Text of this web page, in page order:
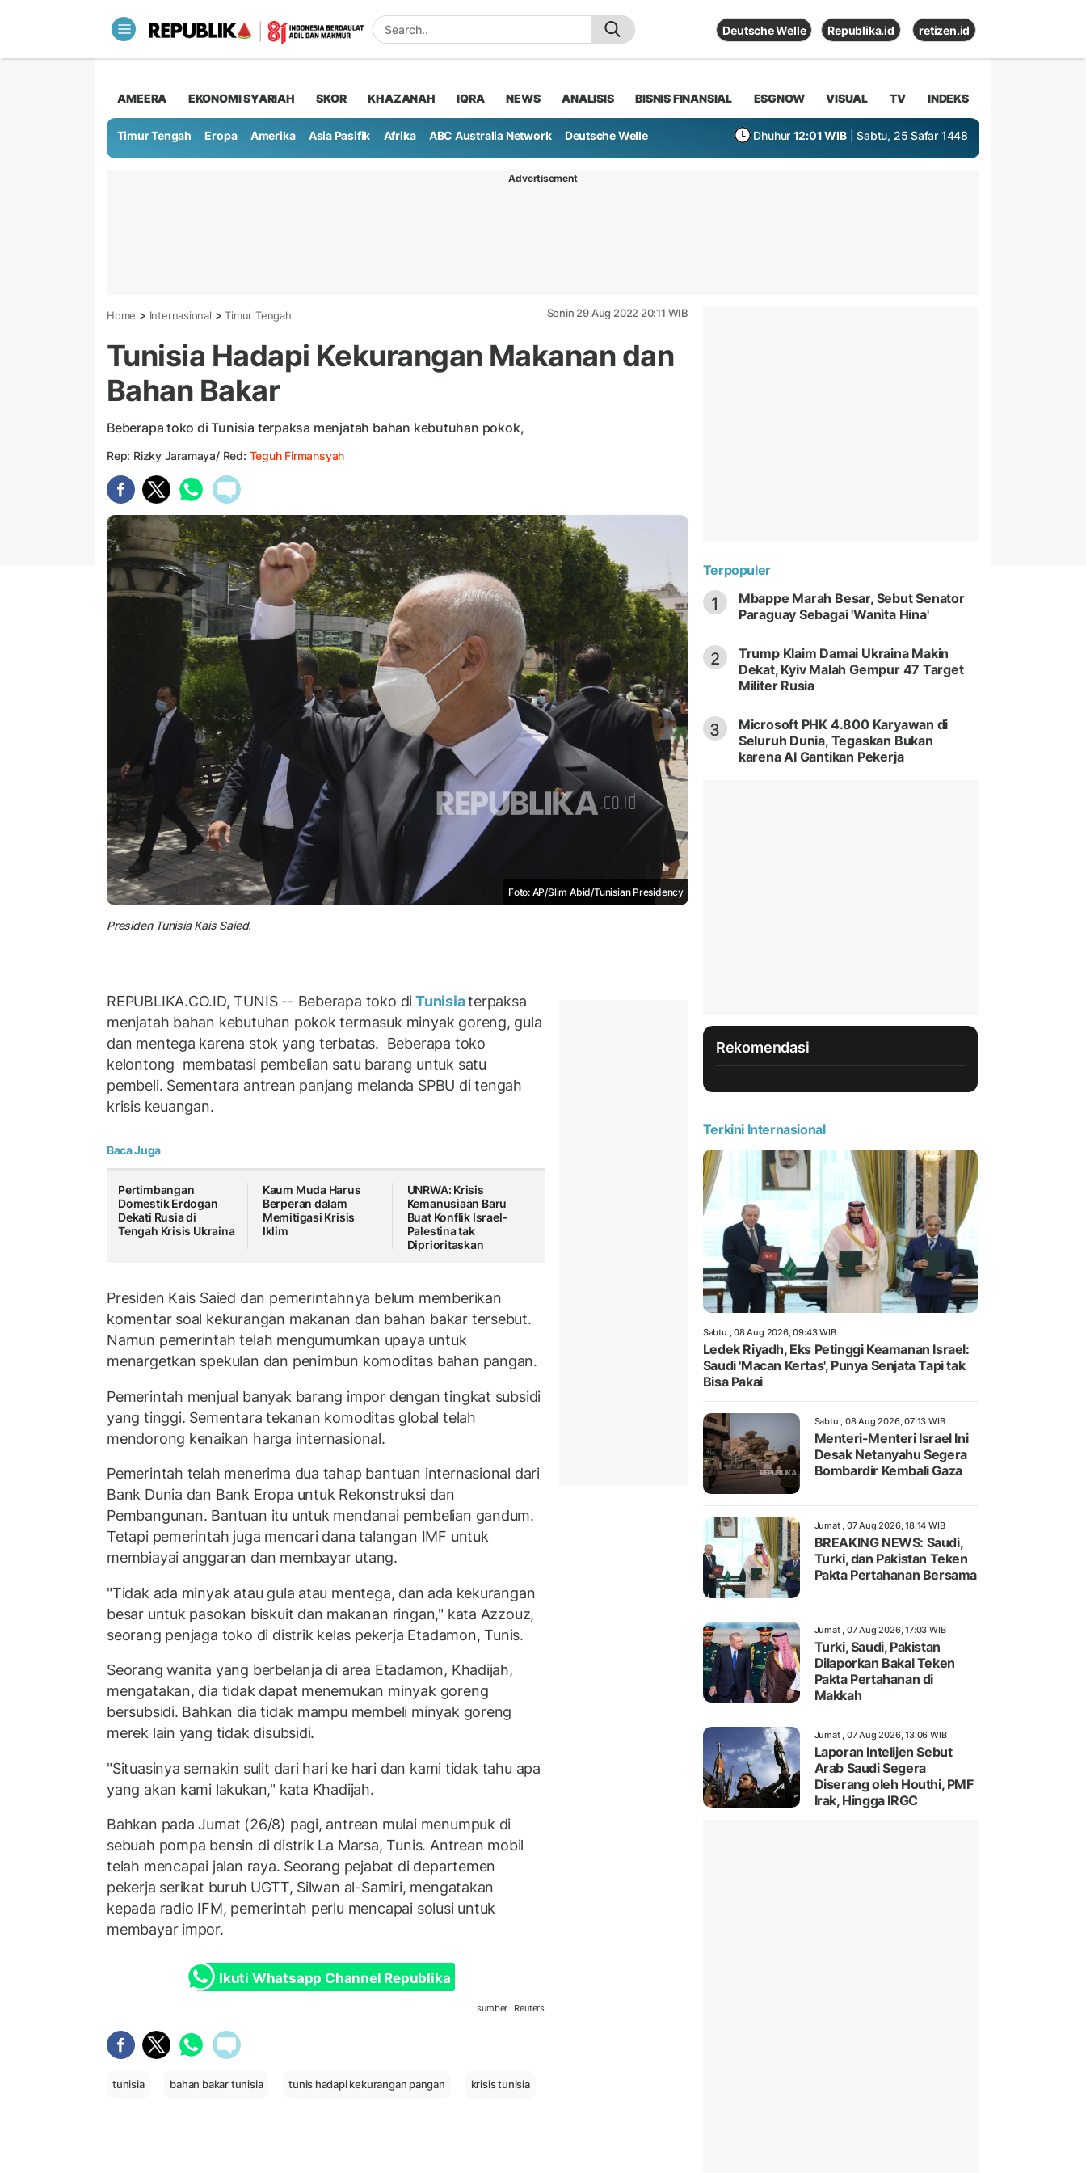
Deutsche Welle Republika.id retizen.id
AMEERA EKONOMI SYARIAH SKOR KHAZANAH IQRA NEWS ANALISIS BISNIS FINANSIAL ESGNOW VISUAL TV INDEKS
Timur Tengah Eropa Amerika Asia Pasifik Afrika ABC Australia Network Deutsche Welle Dhuhur 12:01 WIB | Sabtu, 25 Safar 1448
Advertisement
Home > Internasional > Timur Tengah Senin 29 Aug 2022 20:11 WIB
Tunisia Hadapi Kekurangan Makanan dan
Bahan Bakar
Beberapa toko di Tunisia terpaksa menjatah bahan kebutuhan pokok,
Rep: Rizky Jaramaya/ Red: Teguh Firmansyah
Foto: AP/Slim Abid/Tunisian Presidency
Presiden Tunisia Kais Saied.
REPUBLIKA.CO.ID, TUNIS -- Beberapa toko diTunisiaterpaksa
menjatah bahan kebutuhan pokok termasuk minyak goreng, gula
dan mentega karena stok yang terbatas. Beberapa toko
kelontong membatasi pembelian satu barang untuk satu
pembeli. Sementara antrean panjang melanda SPBU di tengah
krisis keuangan.
Baca Juga
Pertimbangan
Domestik Erdogan
Dekati Rusia di
Tengah Krisis Ukraina
Kaum Muda Harus
Berperan dalam
Memitigasi Krisis
Iklim
UNRWA: Krisis
Kemanusiaan Baru
Buat Konflik Israel-
Palestina tak
Diprioritaskan
Presiden Kais Saied dan pemerintahnya belum memberikan
komentar soal kekurangan makanan dan bahan bakar tersebut.
Namun pemerintah telah mengumumkan upaya untuk
menargetkan spekulan dan penimbun komoditas bahan pangan.
Pemerintah menjual banyak barang impor dengan tingkat subsidi
yang tinggi. Sementara tekanan komoditas global telah
mendorong kenaikan harga internasional.
Pemerintah telah menerima dua tahap bantuan internasional dari
Bank Dunia dan Bank Eropa untuk Rekonstruksi dan
Pembangunan. Bantuan itu untuk mendanai pembelian gandum.
Tetapi pemerintah juga mencari dana talangan IMF untuk
membiayai anggaran dan membayar utang.
"Tidak ada minyak atau gula atau mentega, dan ada kekurangan
besar untuk pasokan biskuit dan makanan ringan," kata Azzouz,
seorang penjaga toko di distrik kelas pekerja Etadamon, Tunis.
Seorang wanita yang berbelanja di area Etadamon, Khadijah,
mengatakan, dia tidak dapat menemukan minyak goreng
bersubsidi. Bahkan dia tidak mampu membeli minyak goreng
merek lain yang tidak disubsidi.
"Situasinya semakin sulit dari hari ke hari dan kami tidak tahu apa
yang akan kami lakukan," kata Khadijah.
Bahkan pada Jumat (26/8) pagi, antrean mulai menumpuk di
sebuah pompa bensin di distrik La Marsa, Tunis. Antrean mobil
telah mencapai jalan raya. Seorang pejabat di departemen
pekerja serikat buruh UGTT, Silwan al-Samiri, mengatakan
kepada radio IFM, pemerintah perlu mencapai solusi untuk
membayar impor.
Ikuti Whatsapp Channel Republika
sumber : Reuters
tunisia bahan bakar tunisia tunis hadapi kekurangan pangan krisis tunisia
Terpopuler
1
Mbappe Marah Besar, Sebut Senator
Paraguay Sebagai 'Wanita Hina'
2
Trump Klaim Damai Ukraina Makin
Dekat, Kyiv Malah Gempur 47 Target
Militer Rusia
3
Microsoft PHK 4.800 Karyawan di
Seluruh Dunia, Tegaskan Bukan
karena AI Gantikan Pekerja
Rekomendasi
Terkini Internasional
Sabtu , 08 Aug 2026, 09:43 WIB
Ledek Riyadh, Eks Petinggi Keamanan Israel:
Saudi 'Macan Kertas', Punya Senjata Tapi tak
Bisa Pakai
Sabtu , 08 Aug 2026, 07:13 WIB
Menteri-Menteri Israel Ini
Desak Netanyahu Segera
Bombardir Kembali Gaza
Jumat , 07 Aug 2026, 18:14 WIB
BREAKING NEWS: Saudi,
Turki, dan Pakistan Teken
Pakta Pertahanan Bersama
Jumat , 07 Aug 2026, 17:03 WIB
Turki, Saudi, Pakistan
Dilaporkan Bakal Teken
Pakta Pertahanan di
Makkah
Jumat , 07 Aug 2026, 13:06 WIB
Laporan Intelijen Sebut
Arab Saudi Segera
Diserang oleh Houthi, PMF
Irak, Hingga IRGC